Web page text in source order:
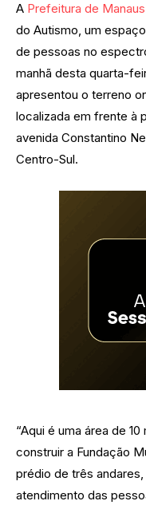
A Prefeitura de Manaus
do Autismo, um
de pessoas no
manhã desta quarta-
apresentou o terreno
localizada em frente à
avenida Constantino
Centro-Sul.
“Aqui é uma área de
construir a Fundação
prédio de três
atendimento das